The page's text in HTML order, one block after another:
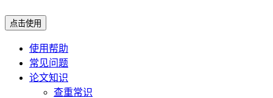
点击使用
使用帮助
常见问题
论文知识
查重常识